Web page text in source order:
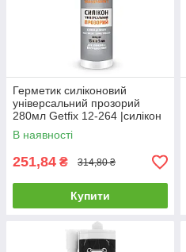
Герметик силіконовий
універсальний прозорий
280мл Getfix 12-264 |силікон
Герметик силиконовый
универсальный прозрачный
В наявності
251,84 ₴ 314,80 ₴
Купити